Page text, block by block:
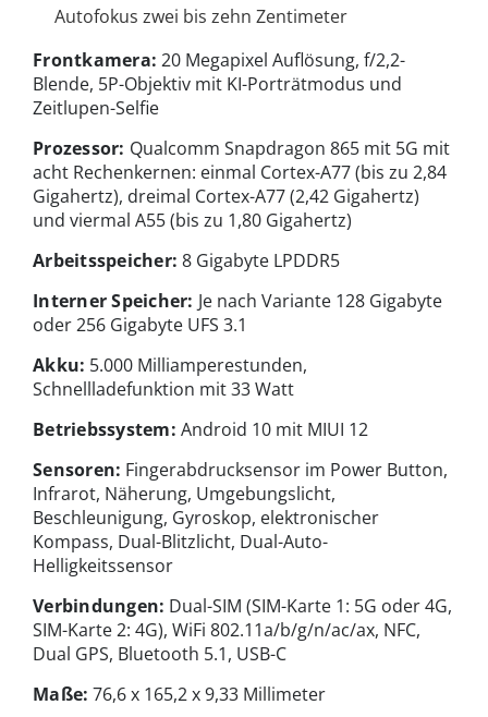
Autofokus zwei bis zehn Zentimeter
Frontkamera:20 Megapixel Auflösung, f/2,2-
Blende, 5P-Objektiv mit KI-Porträtmodus und
Zeitlupen-Selfie
Prozessor: Qualcomm Snapdragon 865 mit 5G mit
acht Rechenkernen: einmal Cortex-A77 (bis zu 2,84
Gigahertz), dreimal Cortex-A77 (2,42 Gigahertz)
und viermal A55 (bis zu 1,80 Gigahertz)
Arbeitsspeicher: 8 Gigabyte LPDDR5
Interner Speicher: Je nach Variante 128 Gigabyte
oder 256 Gigabyte UFS 3.1
Akku: 5.000 Milliamperestunden,
Schnellladefunktion mit 33 Watt
Betriebssystem: Android 10 mit MIUI 12
Sensoren: Fingerabdrucksensor im Power Button,
Infrarot, Näherung, Umgebungslicht,
Beschleunigung, Gyroskop, elektronischer
Kompass, Dual-Blitzlicht, Dual-Auto-
Helligkeitssensor
Verbindungen: Dual-SIM (SIM-Karte 1: 5G oder 4G,
SIM-Karte 2: 4G), WiFi 802.11a/b/g/n/ac/ax, NFC,
Dual GPS, Bluetooth 5.1, USB-C
Maße: 76,6 x 165,2 x 9,33 Millimeter